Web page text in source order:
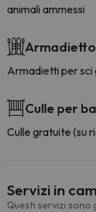
animali ammessi
Armadietti per sci
Culle per
Culle gratuite (su
Servizi in
Questi servizi sono